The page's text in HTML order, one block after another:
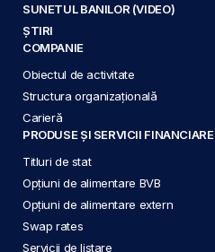
SUNETUL BANILOR (VIDEO)
ȘTIRI
COMPANIE
Obiectul de activitate
Structura organizațională
Carieră
PRODUSE ȘI SERVICII FINANCIARE
Titluri de stat
Opțiuni de alimentare BVB
Opțiuni de alimentare extern
Swap rates
Servicii de listare